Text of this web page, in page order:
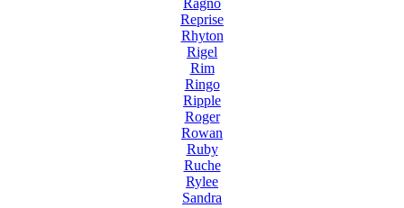
Reprise
Rhyton
Rigel
Rim
Ringo
Ripple
Roger
Rowan
Ruby
Ruche
Rylee
Sandra